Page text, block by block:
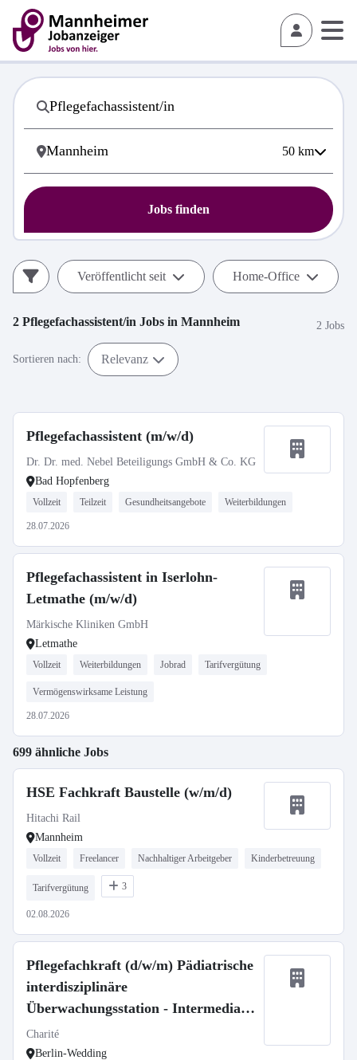
50 km
Jobs finden
Veröffentlicht seit Home-Office
2 Pflegefachassistent/in Jobs in Mannheim 2 Jobs
Sortieren nach: Relevanz
Pflegefachassistent (m/w/d)
Dr. Dr. med. Nebel Beteiligungs GmbH & Co. KG
Bad Hopfenberg
Vollzeit Teilzeit Gesundheitsangebote Weiterbildungen
28.07.2026
Pflegefachassistent in Iserlohn-
Letmathe (m/w/d)
Märkische Kliniken GmbH
Letmathe
Vollzeit Weiterbildungen Jobrad Tarifvergütung
Vermögenswirksame Leistung
28.07.2026
699 ähnliche Jobs
HSE Fachkraft Baustelle (w/m/d)
Hitachi Rail
Mannheim
Vollzeit Freelancer Nachhaltiger Arbeitgeber Kinderbetreuung
Tarifvergütung 3
02.08.2026
Pflegefachkraft (d/w/m) Pädiatrische
interdisziplinäre
Überwachungsstation - Intermediate
Care
Charité
Berlin-Wedding